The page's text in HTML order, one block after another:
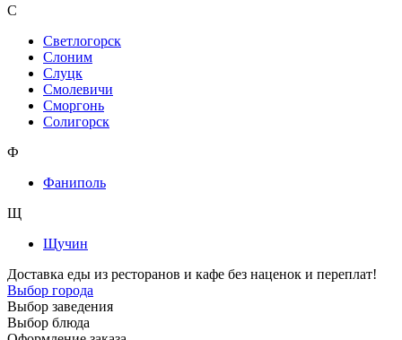
С
Светлогорск
Слоним
Слуцк
Смолевичи
Сморгонь
Солигорск
Ф
Фаниполь
Щ
Щучин
Доставка еды из ресторанов и кафе без наценок и переплат!
Выбор города
Выбор заведения
Выбор блюда